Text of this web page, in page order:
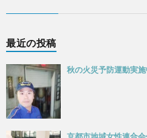
最近の投稿
秋の火災予防運動実施